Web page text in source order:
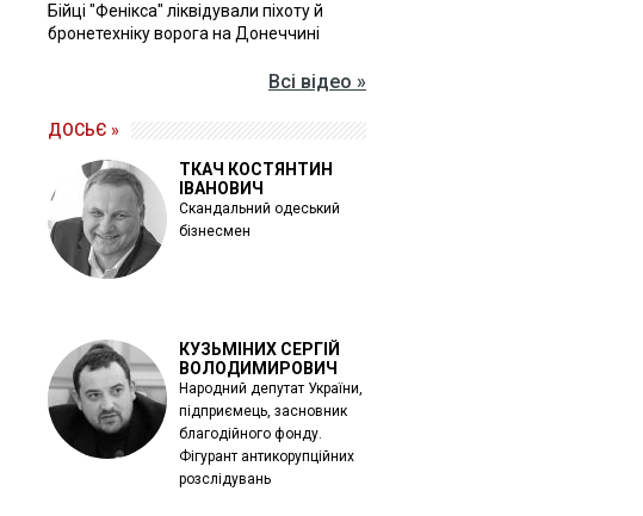
Бійці "Фенікса" ліквідували піхоту й
бронетехніку ворога на Донеччині
Всі відео »
ДОСЬЄ »
ТКАЧ КОСТЯНТИН
ІВАНОВИЧ
Скандальний одеський
бізнесмен
КУЗЬМІНИХ СЕРГІЙ
ВОЛОДИМИРОВИЧ
Народний депутат України,
підприємець, засновник
благодійного фонду.
Фігурант антикорупційних
розслідувань